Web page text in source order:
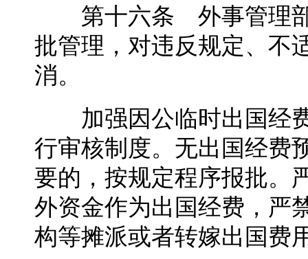
第十六条 外事管理部
批管理，对违反规定、不
消。
加强因公临时出国经费
行审核制度。无出国经费
要的，按规定程序报批。
外资金作为出国经费，严
构等摊派或者转嫁出国费